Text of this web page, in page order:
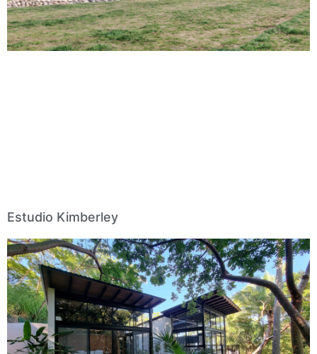
Estudio Kimberley